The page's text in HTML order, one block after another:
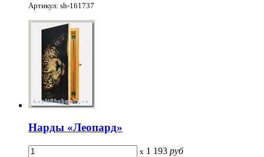
Артикул: sh-161737
Нарды «Леопард»
x 1 193 руб